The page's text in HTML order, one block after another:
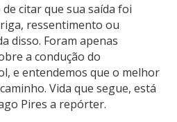
citar que sua saída foi
ressentimento ou
disso. Foram apenas
a condução do
e entendemos que o melhor
Vida que segue, está
Pires a repórter.